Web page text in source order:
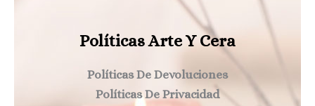
Políticas Arte Y Cera
Políticas De Devoluciones
Políticas De Privacidad